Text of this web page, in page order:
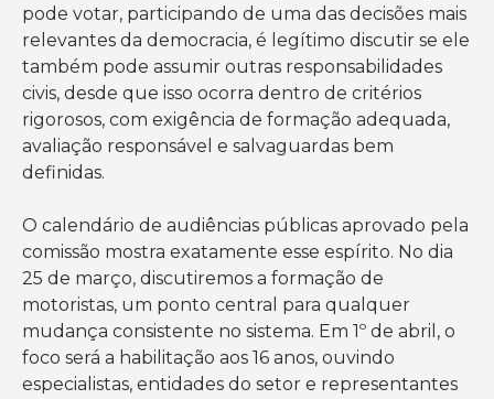
pode votar, participando de uma das decisões mais
relevantes da democracia, é legítimo discutir se ele
também pode assumir outras responsabilidades
civis, desde que isso ocorra dentro de critérios
rigorosos, com exigência de formação adequada,
avaliação responsável e salvaguardas bem
definidas.
O calendário de audiências públicas aprovado pela
comissão mostra exatamente esse espírito. No dia
25 de março, discutiremos a formação de
motoristas, um ponto central para qualquer
mudança consistente no sistema. Em 1º de abril, o
foco será a habilitação aos 16 anos, ouvindo
especialistas, entidades do setor e representantes